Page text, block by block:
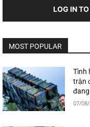
LOG IN
MOST POPULAR
Tình
trận
07/